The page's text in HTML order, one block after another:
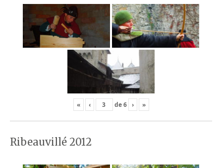
« ‹ de6 › »
Ribeauvillé 2012